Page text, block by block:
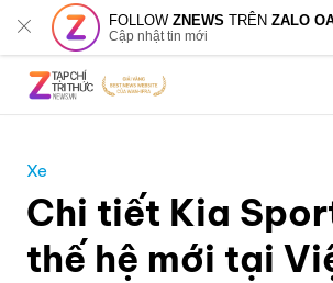
FOLLOWZNEWS TRÊNZALO
Cập nhật tin mới
Xe
Chi tiết Kia
thế hệ mới tại